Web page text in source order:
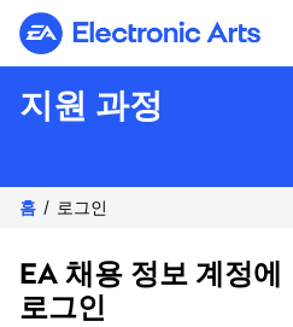
Electronic Arts
지원 과정
홈 로그인
EA 채용 정보 계정에
로그인